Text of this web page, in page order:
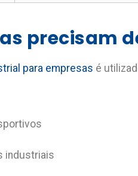
precisam
para empresas é
industriais